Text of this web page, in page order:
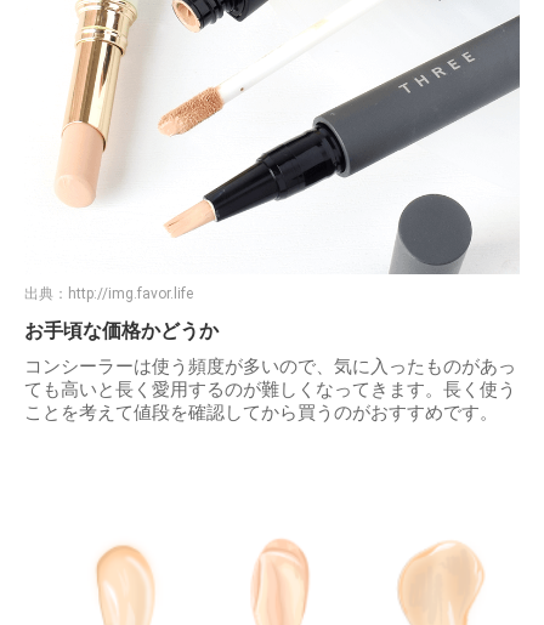
出典： http://img.favor.life
お手頃な価格かどうか
コンシーラーは使う頻度が多いので、気に入ったものがあっ
ても高いと長く愛用するのが難しくなってきます。長く使う
ことを考えて値段を確認してから買うのがおすすめです。